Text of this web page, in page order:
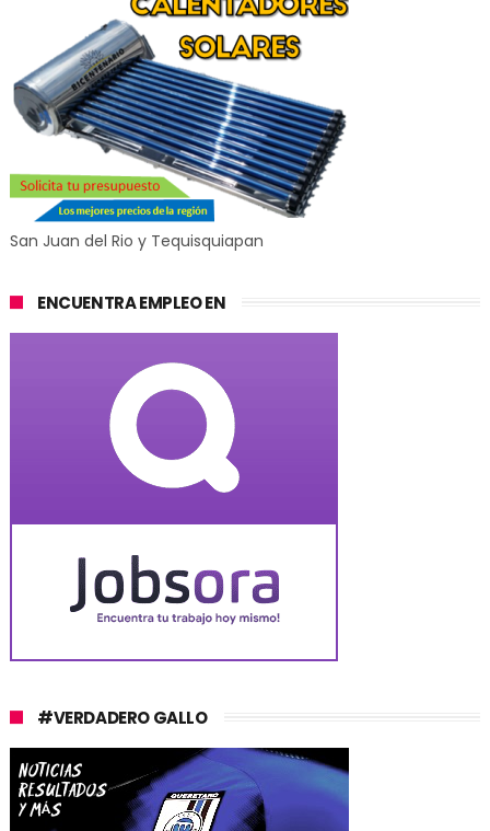
San Juan del Rio y Tequisquiapan
ENCUENTRA EMPLEO EN
#VERDADERO GALLO